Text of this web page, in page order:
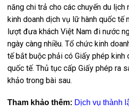
năng chi trả cho các chuyến du lịch
kinh doanh dịch vụ lữ hành quốc tế
lượt đưa khách Việt Nam đi nước
ngày càng nhiều. Tổ chức kinh
tế bắt buộc phải có Giấy phép kinh
quốc tế. Thủ tục cấp Giấy phép ra
khảo trong bài sau.
Tham khảo thêm: Dịch vụ thành